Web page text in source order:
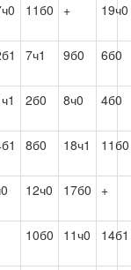
11б0 + 19ч0
7ч1 9б0 6б0
2б0 8ч0 4б0
8б0 18ч1 11б0
12ч0 17б0 +
10б0 11ч0 14б1